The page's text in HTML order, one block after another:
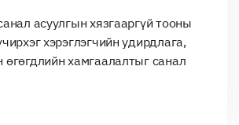
асуулгын хязгааргүй тооны
хэрэглэгчийн удирдлага,
өгөгдлийн хамгаалалтыг санал